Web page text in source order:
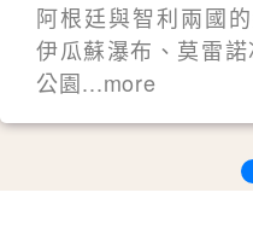
阿根廷與智利兩國
伊瓜蘇瀑布、莫雷
公園...more